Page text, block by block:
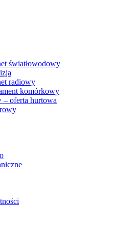
światłowodowy
radiowy
komórkowy
– oferta hurtowa